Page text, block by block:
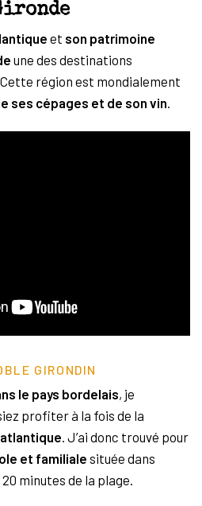
et son patrimoine
une des destinations
région est mondialement
ses cépages et de son vin
GIRONDIN
le pays bordelais, je
profiter à la fois de la
atlantique. J’ai donc trouvé pour
et familiale située dans
minutes de la plage.